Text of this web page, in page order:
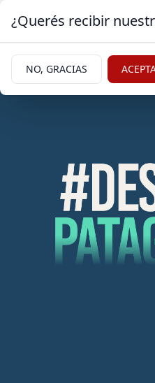
¿Querés recibir
NO, GRACIAS